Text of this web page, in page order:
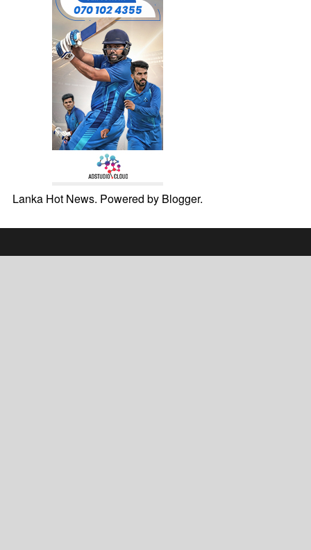
Lanka Hot News. Powered by Blogger.